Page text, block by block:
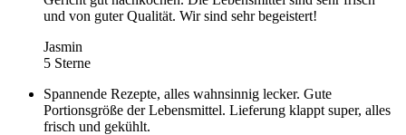
und von guter Qualität. Wir sind sehr begeistert!
Jasmin
5 Sterne
Spannende Rezepte, alles wahnsinnig lecker. Gute
Portionsgröße der Lebensmittel. Lieferung klappt super, alles
frisch und gekühlt.